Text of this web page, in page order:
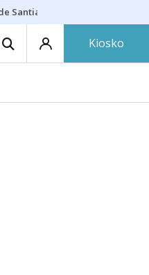
Santiago
Kiosko